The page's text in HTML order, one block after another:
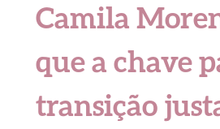
Camila
que a chave
transição